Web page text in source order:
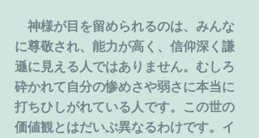
神様が目を留められるのは、みんな
に尊敬され、能力が高く、信仰深く謙
遜に見える人ではありません。むしろ
砕かれて自分の惨めさや弱さに本当に
打ちひしがれている人です。この世の
価値観とはだいぶ異なるわけです。イ